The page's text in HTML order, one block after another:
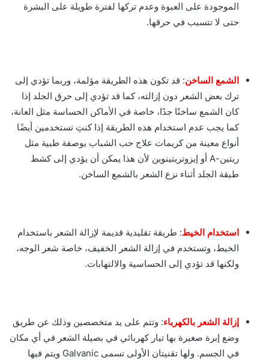
الموجودة على العبوة وعدم تركها لفترة طويلة على البشرة
حتى لا تتسبب في حرقها.
الشمع الساخن: قد تكون هذه الطريقة مؤلمة، وربما تؤدي إلى
ترك بعض الشعر دون إزالته، كما قد تؤدي إلى حرق الجلد إذا
كان الشمع ساخنًا جدًا، خاصة في الأماكن الحساسة مثل العانة،
كما يجب عدم استخدام هذه الطريقة إذا كنتِ تستخدمين أيضًا
أنواع معينة من كريمات علاج حب الشباب بوصفة طبية مثل
ريتين-A أو إيزوتريتينوين لأن هذا يمكن أن يؤدي إلى كشط
طبقة الجلد أثناء نزع الشعر بالشمع الساخن.
استخدام الخيط: طريقة تقليدية قديمة لإزالة الشعر باستخدام
الخيط، وتستخدم في إزالة الشعر الخفيف، خاصة شعر الوجه،
ولكنها قد تؤدي إلى الحساسية والالتهابات.
إزالة الشعر بالكهرباء: وتتم على يد متخصصين وذلك عن طريق
وضع إبرة صغيرة بها تيار كهربائي في بصيلة الشعر في أي مكان
في الجسم. ولها تقنيتان الأولى تسمى Galvanic ويتم فيها